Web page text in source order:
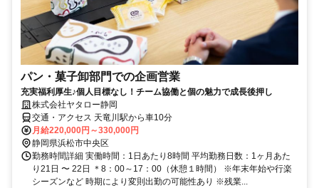
パン・菓子卸部門での企画営業
充実福利厚生♪個人目標なし！チーム協働と個の魅力で成長後押し
株式会社ヤタロー静岡
交通・アクセス 天竜川駅から車10分
月給220,000円～330,000円
静岡県浜松市中央区
勤務時間詳細 実働時間：1日あたり8時間 平均勤務日数：1ヶ月あた
り21日 〜 22日 ＊8：00～17：00（休憩１時間） ※年末年始や行楽
シーズンなど 時期により変則出勤の可能性あり ※残業...